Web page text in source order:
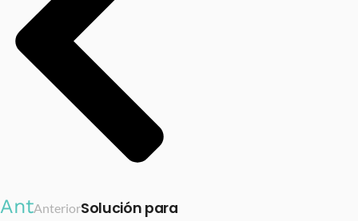
AntAnteriorSolución para